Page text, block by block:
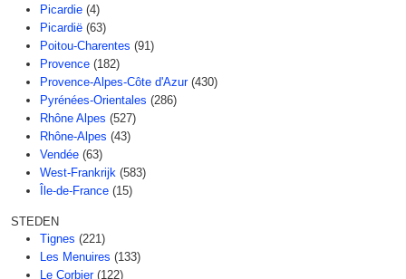
Picardie (4)
Picardië (63)
Poitou-Charentes (91)
Provence (182)
Provence-Alpes-Côte d'Azur (430)
Pyrénées-Orientales (286)
Rhône Alpes (527)
Rhône-Alpes (43)
Vendée (63)
West-Frankrijk (583)
Île-de-France (15)
STEDEN
Tignes (221)
Les Menuires (133)
Le Corbier (122)